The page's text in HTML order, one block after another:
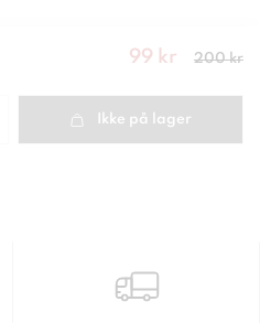
Nåværende
krForrige
pris
99 kr 200 kr
Ikke på lager